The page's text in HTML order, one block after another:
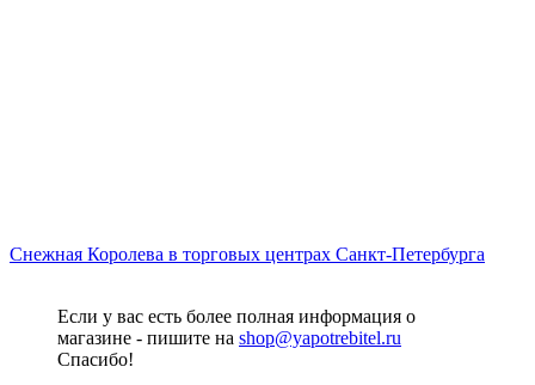
Снежная Королева в торговых центрах Санкт-Петербурга
Если у вас есть более полная информация о
магазине - пишите на shop@yapotrebitel.ru
Спасибо!